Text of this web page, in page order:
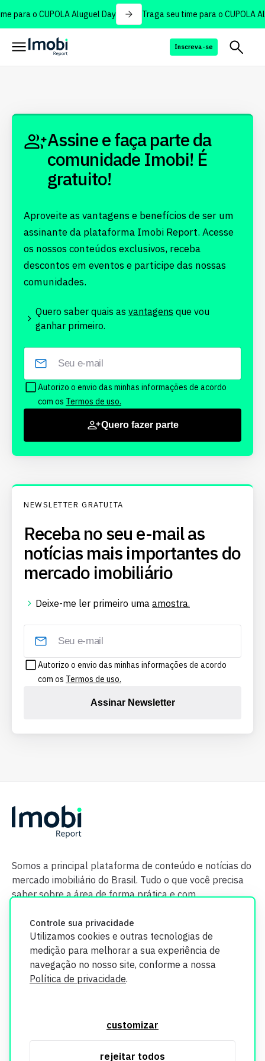
para o CUPOLA Aluguel Day Traga seu time para o CUPOLA
Inscreva-se
Controle sua privacidade
Utilizamos cookies e outras tecnologias de
medição para melhorar a sua experiência de
navegação no nosso site, conforme a nossa
Política de privacidade.
customizar
rejeitar todos
Assine e faça parte da
comunidade Imobi! É
gratuito!
Aproveite as vantagens e benefícios de ser um
assinante da plataforma Imobi Report. Acesse
os nossos conteúdos exclusivos, receba
descontos em eventos e participe das nossas
comunidades.
Quero saber quais as vantagens que vou
ganhar primeiro.
Autorizo o envio das minhas informações de acordo
com os Termos de uso.
Quero fazer parte
NEWSLETTER GRATUITA
Receba no seu e-mail as
notícias mais importantes do
mercado imobiliário
Deixe-me ler primeiro uma amostra.
Autorizo o envio das minhas informações de acordo
com os Termos de uso.
Assinar Newsletter
Somos a principal plataforma de conteúdo e notícias do
mercado imobiliário do Brasil. Tudo o que você precisa
saber sobre a área de forma prática e com
segurança. Todos os dados coletados em nosso site são
utilizados exclusivamente para fins de aprimoramento de
informações, consulte nossa Política de Privacidade.